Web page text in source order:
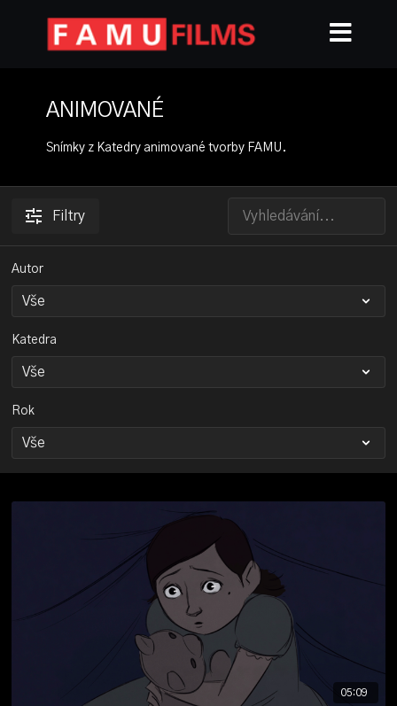
ANIMOVANÉ
Snímky z Katedry animované tvorby FAMU.
Filtry
Autor
Katedra
Rok
05:09